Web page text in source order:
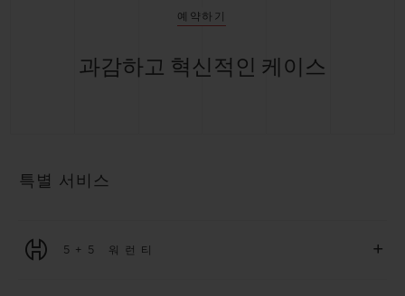
예약하기
과감하고 혁신적인 케이스
특별 서비스
5+5 워런티 +